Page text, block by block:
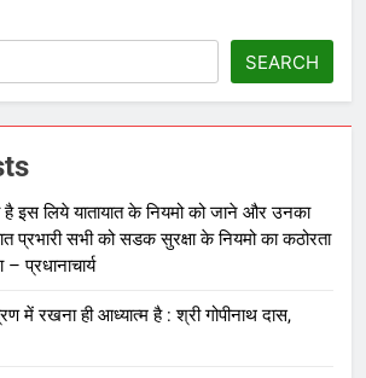
SEARCH
है इस लिये यातायात के नियमो को जाने और उनका
प्रभारी सभी को सडक सुरक्षा के नियमो का कठोरता
प्रधानाचार्य
में रखना ही आध्यात्म है : श्री गोपीनाथ दास,